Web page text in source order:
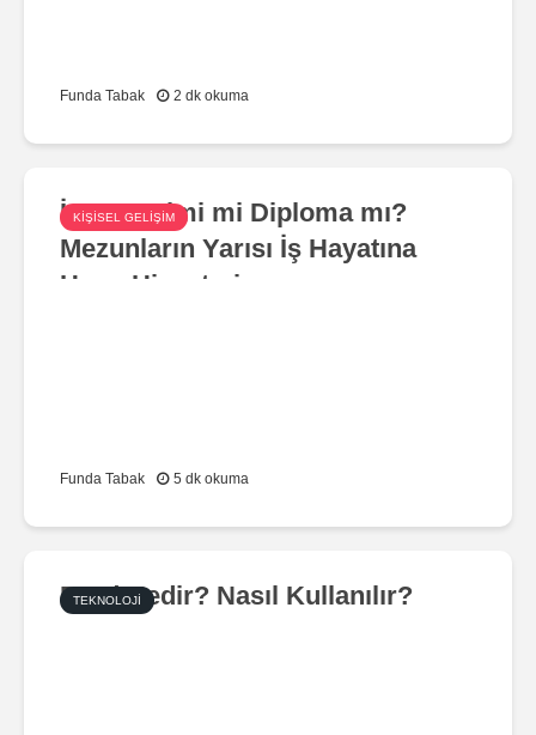
Funda Tabak 2 dk okuma
KIŞISEL GELIŞIM
İş Deneyimi mi Diploma mı?
Mezunların Yarısı İş Hayatına
Hazır Hissetmiyor
Funda Tabak 5 dk okuma
TEKNOLOJI
Bard Nedir? Nasıl Kullanılır?